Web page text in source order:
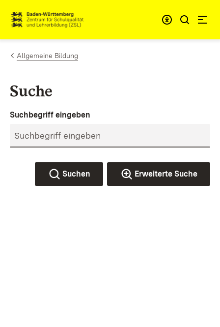
Zum Inhalt springen
Link zur Startseite
Allgemeine Bildung
Suche
Suchbegriff eingeben
Suchen Erweiterte Suche